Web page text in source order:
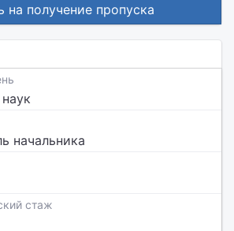
на получение пропуска
начальника
стаж